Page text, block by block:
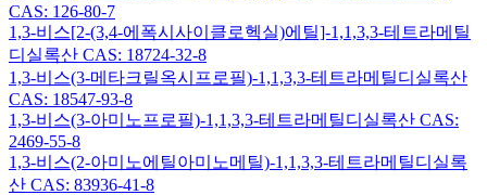
CAS: 126-80-7
1,3-비스[2-(3,4-에폭시사이클로헥실)에틸]-1,1,3,3-테트라메틸
디실록산 CAS: 18724-32-8
1,3-비스(3-메타크릴옥시프로필)-1,1,3,3-테트라메틸디실록산
CAS: 18547-93-8
1,3-비스(3-아미노프로필)-1,1,3,3-테트라메틸디실록산 CAS:
2469-55-8
1,3-비스(2-아미노에틸아미노메틸)-1,1,3,3-테트라메틸디실록
산 CAS: 83936-41-8